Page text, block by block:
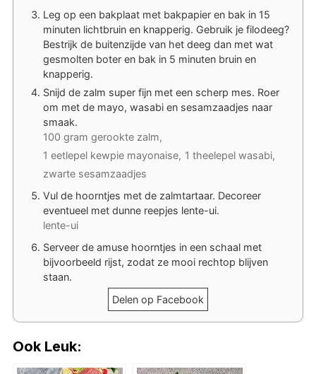
Leg op een bakplaat met bakpapier en bak in 15
minuten lichtbruin en knapperig. Gebruik je filodeeg?
Bestrijk de buitenzijde van het deeg dan met wat
gesmolten boter en bak in 5 minuten bruin en
knapperig.
Snijd de zalm super fijn met een scherp mes. Roer
om met de mayo, wasabi en sesamzaadjes naar
smaak.
100 gram gerookte zalm,
1 eetlepel kewpie mayonaise, 1 theelepel wasabi,
zwarte sesamzaadjes
Vul de hoorntjes met de zalmtartaar. Decoreer
eventueel met dunne reepjes lente-ui.
lente-ui
Serveer de amuse hoorntjes in een schaal met
bijvoorbeeld rijst, zodat ze mooi rechtop blijven
staan.
Delen op Facebook
Ook Leuk: